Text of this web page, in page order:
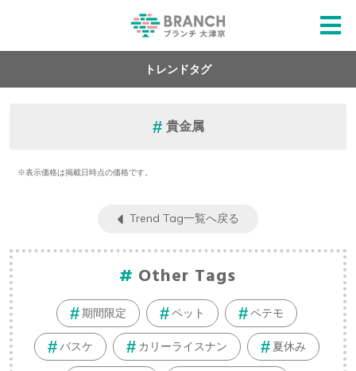
トレンドタグ
貴金属
※表示価格は掲載日時点の価格です。
Trend Tag一覧へ戻る
Other Tags
期間限定 ペット ペテモ
バスケ カリーライスナン 夏休み